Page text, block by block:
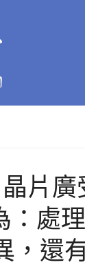
晶片
：處
，還